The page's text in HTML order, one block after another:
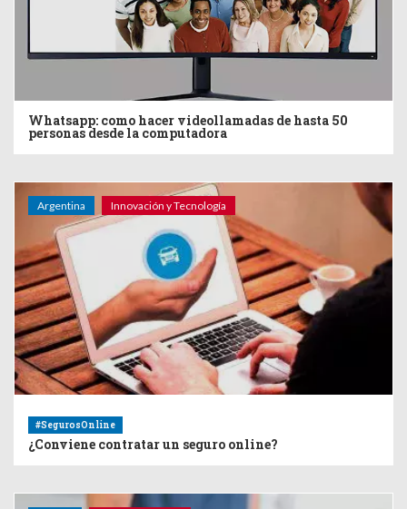
Whatsapp: como hacer videollamadas de hasta 50
personas desde la computadora
Argentina Innovación y Tecnología
#SegurosOnline
¿Conviene contratar un seguro online?